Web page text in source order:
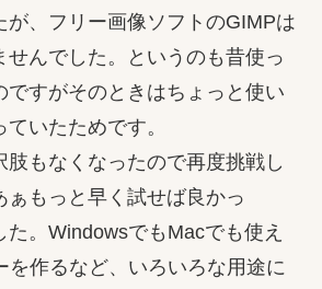
が、フリー画像ソフトのGIMPは
せんでした。というのも昔使っ
ですがそのときはちょっと使い
いたためです。
肢もなくなったので再度挑戦し
ぁもっと早く試せば良かっ
。WindowsでもMacでも使え
を作るなど、いろいろな用途に